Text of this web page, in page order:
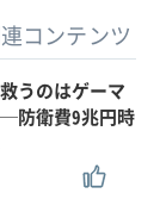
コンテンツ
うのはゲーマ
防衛費9兆円時